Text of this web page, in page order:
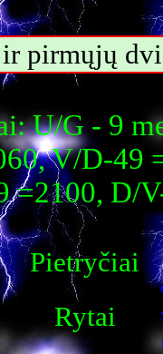
pirmųjų
U/G - 9
V/D-49
=2100, D/
Pietryčiai
Rytai